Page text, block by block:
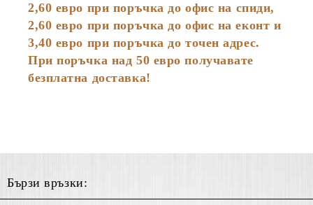
2,60 евро при поръчка до офис на спиди,
2,60 евро при поръчка до офис на еконт и
3,40 евро при поръчка до точен адрес.
При поръчка над 50 евро получавате
безплатна доставка!
Бързи връзки: